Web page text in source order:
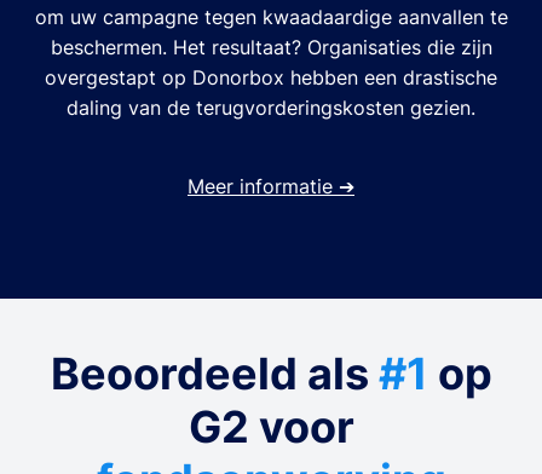
om uw campagne tegen kwaadaardige aanvallen te
beschermen. Het resultaat? Organisaties die zijn
overgestapt op Donorbox hebben een drastische
daling van de terugvorderingskosten gezien.
Meer informatie ➔
Beoordeeld als #1 op
G2 voor